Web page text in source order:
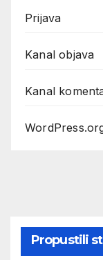
Prijava
Kanal objava
Kanal
Propustili